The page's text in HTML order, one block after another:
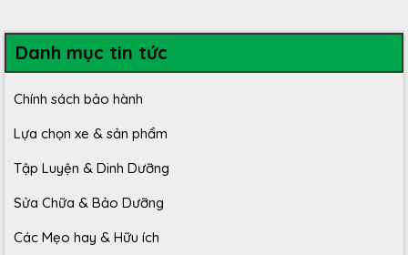
Danh mục tin tức
Chính sách bảo hành
Lựa chọn xe & sản phẩm
Tập Luyện & Dinh Dưỡng
Sửa Chữa & Bảo Dưỡng
Các Mẹo hay & Hữu ích